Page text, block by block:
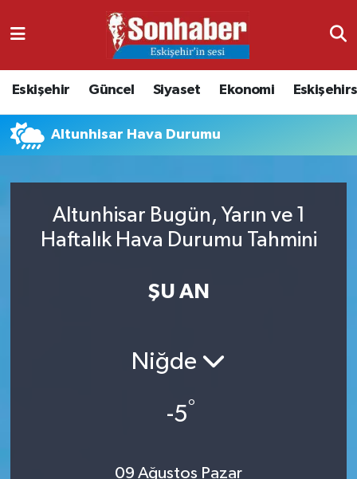
Eskişehir Güncel Siyaset Ekonomi
Altunhisar Hava Durumu
Altunhisar Bugün, Yarın ve 1
Haftalık Hava Durumu Tahmini
ŞU AN
Niğde
-5°
09 Ağustos Pazar
Ekonomi
Güncel
Kültür & Sanat
Nöbetçi Eczaneler
Namaz Vakitleri
Trafik Durumu
Süper Lig Puan Durumu ve Fikstür
Son Dakika Haberleri